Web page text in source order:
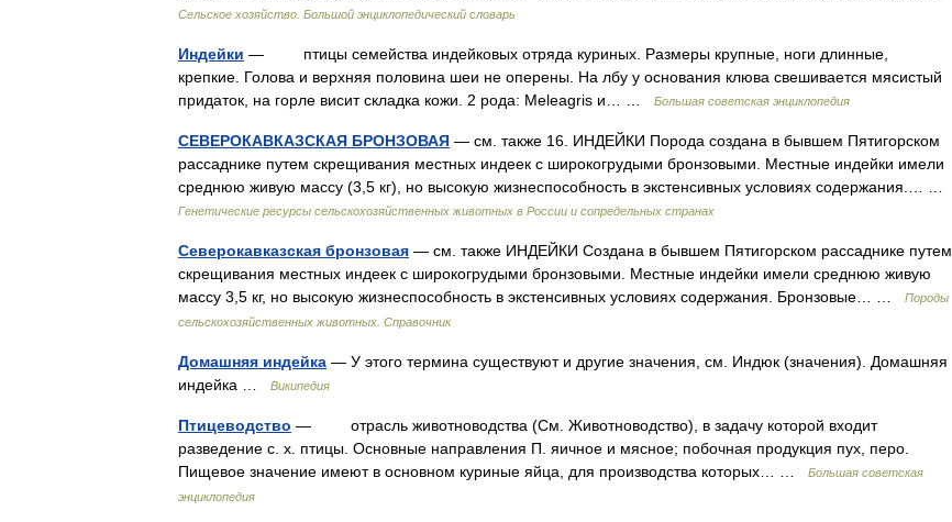
Сельское хозяйство. Большой энциклопедический словарь
Индейки — птицы семейства индейковых отряда куриных. Размеры крупные, ноги длинные,
крепкие. Голова и верхняя половина шеи не оперены. На лбу у основания клюва свешивается мясистый
придаток, на горле висит складка кожи. 2 рода: Meleagris и… …
Большая советская энциклопедия
СЕВЕРОКАВКАЗСКАЯ БРОНЗОВАЯ — см. также 16. ИНДЕЙКИ Порода создана в бывшем Пятигорском
рассаднике путем скрещивания местных индеек с широкогрудыми бронзовыми. Местные индейки имели
среднюю живую массу (3,5 кг), но высокую жизнеспособность в экстенсивных условиях содержания.… …
Генетические ресурсы сельскохозяйственных животных в России и сопредельных странах
Северокавказская бронзовая — см. также ИНДЕЙКИ Создана в бывшем Пятигорском рассаднике путем
скрещивания местных индеек с широкогрудыми бронзовыми. Местные индейки имели среднюю живую
массу 3,5 кг, но высокую жизнеспособность в экстенсивных условиях содержания. Бронзовые… …
Породы
сельскохозяйственных животных. Справочник
Домашняя индейка — У этого термина существуют и другие значения, см. Индюк (значения). Домашняя
индейка …
Википедия
Птицеводство — отрасль животноводства (См. Животноводство), в задачу которой входит
разведение с. х. птицы. Основные направления П. яичное и мясное; побочная продукция пух, перо.
Пищевое значение имеют в основном куриные яйца, для производства которых… …
Большая советская
энциклопедия